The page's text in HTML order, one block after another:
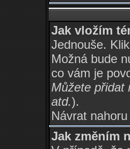
Jak vložím
Jednouše.
Možná bude
co vám je
Můžete přidat
atd.).
Návrat nahoru
Jak změním